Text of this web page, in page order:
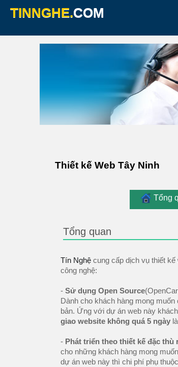
TINNGHE.COM
Thiết kế Web Tây Ninh
Tổng
Tổng quan
Tín Nghệ cung cấp dịch vụ thiết
công nghệ:
- Sử dụng Open Source
Dành cho khách hàng mong
bản. Ứng với dự án web này
giao website không quá 5 ngày
- Phát triển theo thiết kế đặc thù
cho những khách hàng mong
dự án web này thì chi phí phụ